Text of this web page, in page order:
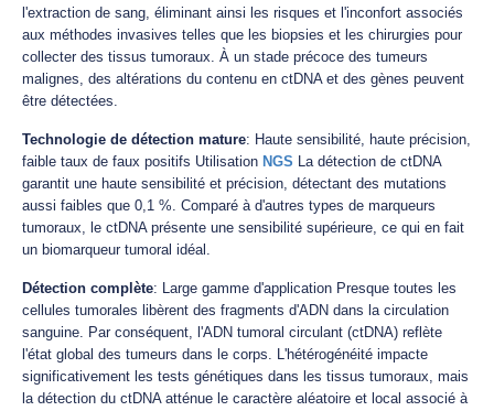
l'extraction de sang, éliminant ainsi les risques et l'inconfort associés
aux méthodes invasives telles que les biopsies et les chirurgies pour
collecter des tissus tumoraux. À un stade précoce des tumeurs
malignes, des altérations du contenu en ctDNA et des gènes peuvent
être détectées.
Technologie de détection mature: Haute sensibilité, haute précision,
faible taux de faux positifs Utilisation NGS La détection de ctDNA
garantit une haute sensibilité et précision, détectant des mutations
aussi faibles que 0,1 %. Comparé à d'autres types de marqueurs
tumoraux, le ctDNA présente une sensibilité supérieure, ce qui en fait
un biomarqueur tumoral idéal.
Détection complète: Large gamme d'application Presque toutes les
cellules tumorales libèrent des fragments d'ADN dans la circulation
sanguine. Par conséquent, l'ADN tumoral circulant (ctDNA) reflète
l'état global des tumeurs dans le corps. L'hétérogénéité impacte
significativement les tests génétiques dans les tissus tumoraux, mais
la détection du ctDNA atténue le caractère aléatoire et local associé à